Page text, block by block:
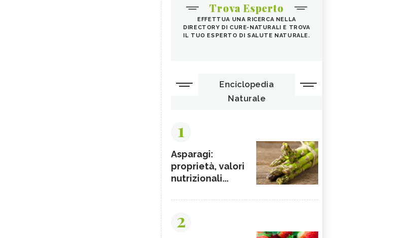
Trova Esperto
EFFETTUA UNA RICERCA NELLA
DIRECTORY DI CURE-NATURALI E TROVA
IL TUO ESPERTO DI SALUTE NATURALE.
Enciclopedia
Naturale
1
Asparagi:
proprietà, valori
nutrizionali...
2